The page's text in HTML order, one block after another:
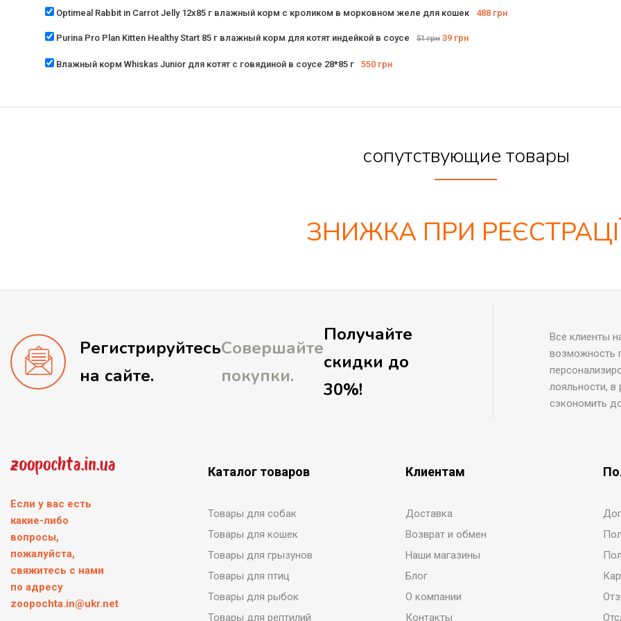
Optimeal Rabbit in Carrot Jelly 12х85 г влажный корм с кроликом в морковном желе для кошек 488 грн
Purina Pro Plan Kitten Healthy Start 85 г влажный корм для котят индейкой в соусе 51грн 39 грн
Влажный корм Whiskas Junior для котят с говядиной в соусе 28*85 г 550 грн
сопутствующие товары
ЗНИЖКА ПРИ
Регистрируйтесь
на сайте.
Совершайте
покупки.
Получайте
скидки до
30%!
Все клиенты
возможность
лояльности,
сэкономить
Если у вас есть
какие-либо
вопросы,
пожалуйста,
свяжитесь с нами
по адресу
zoopochta.in@ukr.net
Каталог товаров
Товары для собак
Товары для кошек
Товары для грызунов
Товары для птиц
Товары для рыбок
Товары для рептилий
Клиентам
Доставка
Возврат и обмен
Наши магазины
Блог
О компании
Контакты